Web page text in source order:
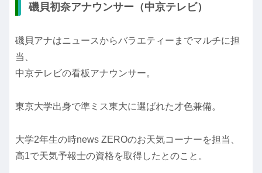
磯貝初奈アナウンサー（中京テレビ）
磯貝アナはニュースからバラエティーまでマルチに担
当、
中京テレビの看板アナウンサー。
東京大学出身で準ミス東大に選ばれた才色兼備。
大学2年生の時news ZEROのお天気コーナーを担当、
高1で天気予報士の資格を取得したとのこと。